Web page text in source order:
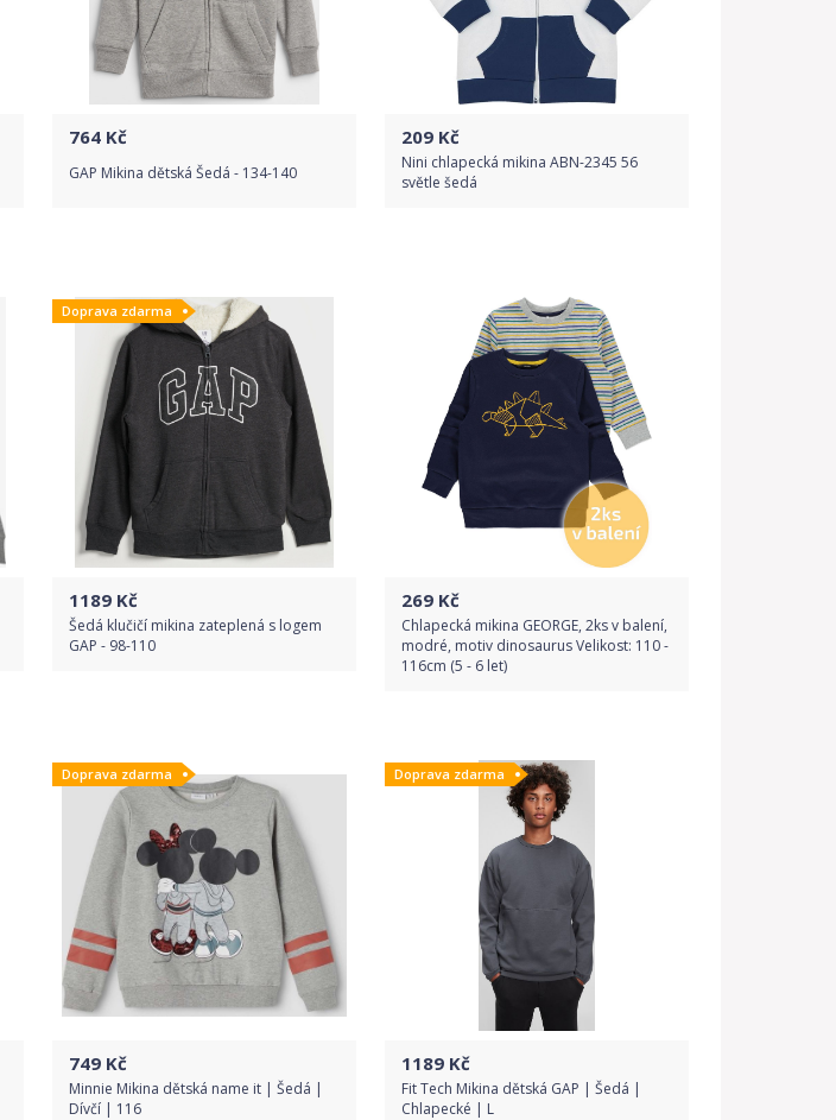
764 Kč
GAP Mikina dětská Šedá - 134-140
Detail produktu
209 Kč
Nini chlapecká mikina ABN-2345 56
světle šedá
Detail produktu
Doprava zdarma
1189 Kč
Šedá klučičí mikina zateplená s logem
GAP - 98-110
Detail produktu
269 Kč
Chlapecká mikina GEORGE, 2ks v balení,
modré, motiv dinosaurus Velikost: 110 -
116cm (5 - 6 let)
Detail produktu
Doprava zdarma
749 Kč
Minnie Mikina dětská name it | Šedá |
Dívčí | 116
Doprava zdarma
1189 Kč
Fit Tech Mikina dětská GAP | Šedá |
Chlapecké | L